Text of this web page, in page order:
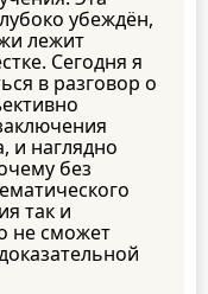
убеждён,
лежит
Сегодня я
в разговор о
и наглядно
без
так и
не сможет